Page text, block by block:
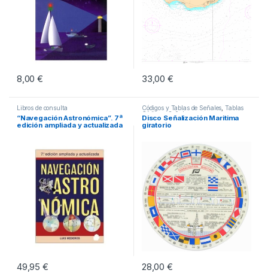
8,00€ 33,00€
Libros de consulta
“Navegación Astronómica”. 7ª
edición ampliada y actualizada
49,95€
Códigos y Tablas de Señales ,Tablas
Código y Señales
Disco Señalización Maritima
giratorio
28,00€